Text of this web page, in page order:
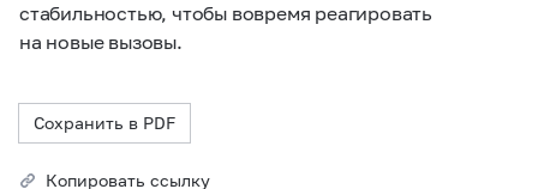
стабильностью, чтобы вовремя реагировать
на новые вызовы.
Сохранить в PDF
Копировать ссылку